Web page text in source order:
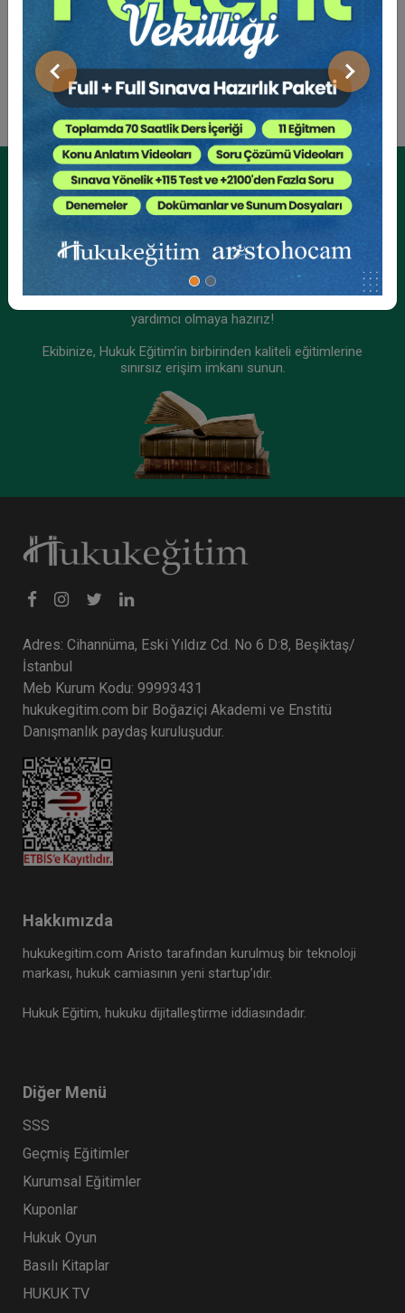
Önceki Sonraki
Sosyal Medya
Kurumsal Üyelikler İçin
Kurumsal Teklif Alın
yardımcı olmaya hazırız!
Ekibinize, Hukuk Eğitim’in birbirinden kaliteli eğitimlerine
sınırsız erişim imkanı sunun.
Adres: Cihannüma, Eski Yıldız Cd. No 6 D:8, Beşiktaş/
İstanbul
Meb Kurum Kodu: 99993431
hukukegitim.com bir Boğaziçi Akademi ve Enstitü
Danışmanlık paydaş kuruluşudur.
Hakkımızda
hukukegitim.com Aristo tarafından kurulmuş bir teknoloji
markası, hukuk camiasının yeni startup’ıdır.
Hukuk Eğitim, hukuku dijitalleştirme iddiasındadır.
Diğer Menü
SSS
Geçmiş Eğitimler
Kurumsal Eğitimler
Kuponlar
Hukuk Oyun
Basılı Kitaplar
HUKUK TV